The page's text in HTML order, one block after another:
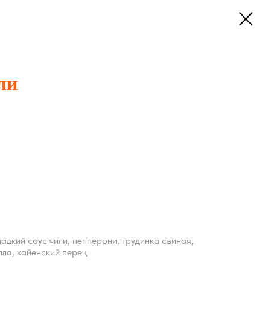
соус чили, пепперони, грудинка свиная,
кайенский перец